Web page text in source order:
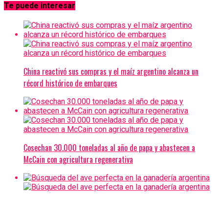
Te puede interesar
China reactivó sus compras y el maíz argentino alcanza un
récord histórico de embarques
Cosechan 30.000 toneladas al año de papa y abastecen a
McCain con agricultura regenerativa